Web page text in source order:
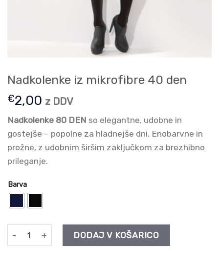
Nadkolenke iz mikrofibre 40 den
€2,00 z DDV
Nadkolenke 80 DEN so elegantne, udobne in
gostejše – popolne za hladnejše dni. Enobarvne in
prožne, z udobnim širšim zaključkom za brezhibno
prileganje.
Barva
Nadkolenke iz mikrofibre 40 den količina
DODAJ V KOŠARICO